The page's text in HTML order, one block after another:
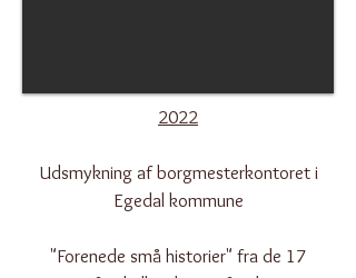
2022
Udsmykning af borgmesterkontoret i
Egedal kommune
"Forenede små historier" fra de 17